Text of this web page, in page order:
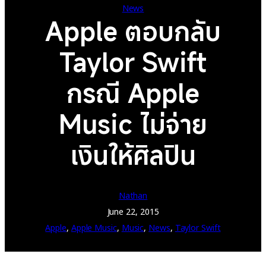
News
Apple ตอบกลับ
Taylor Swift
กรณี Apple
Music ไม่จ่าย
เงินให้ศิลปิน
Nathan
June 22, 2015
Apple, Apple Music, Music, News, Taylor Swift